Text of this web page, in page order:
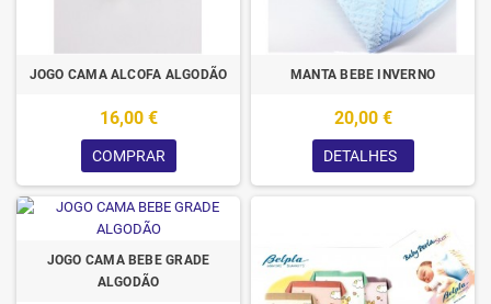
JOGO CAMA ALCOFA ALGODÃO
16,00 €
COMPRAR
MANTA BEBE INVERNO
20,00 €
DETALHES
JOGO CAMA BEBE GRADE
ALGODÃO